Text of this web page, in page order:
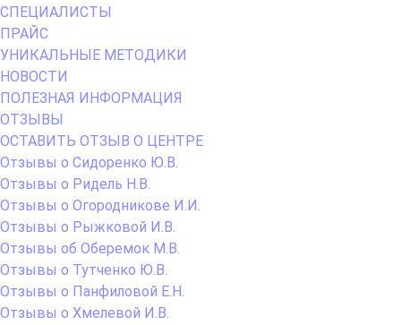
СПЕЦИАЛИСТЫ
ПРАЙС
УНИКАЛЬНЫЕ МЕТОДИКИ
НОВОСТИ
ПОЛЕЗНАЯ ИНФОРМАЦИЯ
ОТЗЫВЫ
ОСТАВИТЬ ОТЗЫВ О ЦЕНТРЕ
Отзывы о Сидоренко Ю.В.
Отзывы о Ридель Н.В.
Отзывы о Огородникове И.И.
Отзывы о Рыжковой И.В.
Отзывы об Оберемок М.В.
Отзывы о Тутченко Ю.В.
Отзывы о Панфиловой Е.Н.
Отзывы о Хмелевой И.В.